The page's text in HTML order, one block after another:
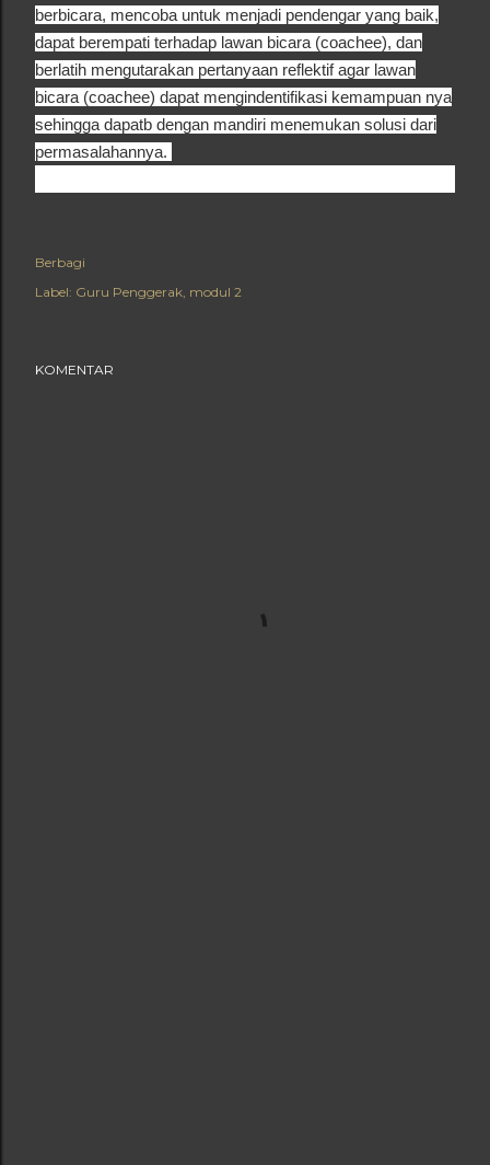
berbicara, mencoba untuk menjadi pendengar yang baik,
dapat berempati terhadap lawan bicara (coachee), dan
berlatih mengutarakan pertanyaan reflektif agar lawan
bicara (coachee) dapat mengindentifikasi kemampuan nya
sehingga dapatb dengan mandiri menemukan solusi dari
permasalahannya.
Berbagi
Label: Guru Penggerak modul 2
KOMENTAR